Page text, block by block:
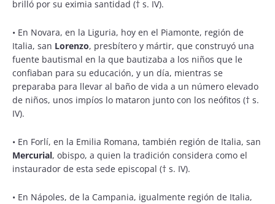
brilló por su eximia santidad († s. IV).
• En Novara, en la Liguria, hoy en el Piamonte, región de
Italia, san Lorenzo, presbítero y mártir, que construyó una
fuente bautismal en la que bautizaba a los niños que le
confiaban para su educación, y un día, mientras se
preparaba para llevar al baño de vida a un número elevado
de niños, unos impíos lo mataron junto con los neófitos († s.
IV).
• En Forlí, en la Emilia Romana, también región de Italia, san
Mercurial, obispo, a quien la tradición considera como el
instaurador de esta sede episcopal († s. IV).
• En Nápoles, de la Campania, igualmente región de Italia,